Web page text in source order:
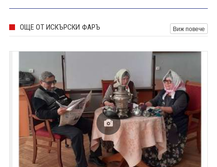
ОЩЕ ОТ ИСКЪРСКИ ФАРЪ Виж повече